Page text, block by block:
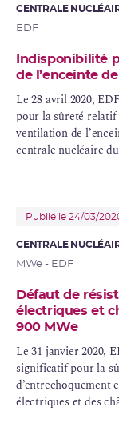
CENTRALE
EDF
Indisponibilité
de l’enceinte
Le 28 avril 2020,
pour la sûreté
ventilation de l’
centrale nucléaire
Publié le 24/03/
CENTRALE
MWe - EDF
Défaut de
électriques et
900 MWe
Le 31 janvier 2020,
significatif pour la
d’entrechoquement
électriques et des